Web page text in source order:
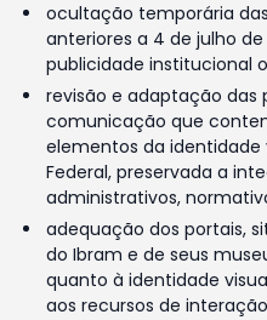
ocultação temporária
anteriores a 4 de julho
publicidade institucional
revisão e adaptação das
comunicação que
elementos da identidade
Federal, preservada a
administrativos,
adequação dos portais,
do Ibram e de seus
quanto à identidade
aos recursos de